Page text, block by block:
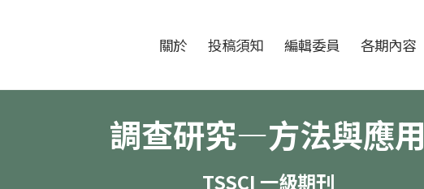
用期刊 關於 投稿須知 編輯委員 各期內容
調查研究—方法與應用
TSSCI 一級期刊